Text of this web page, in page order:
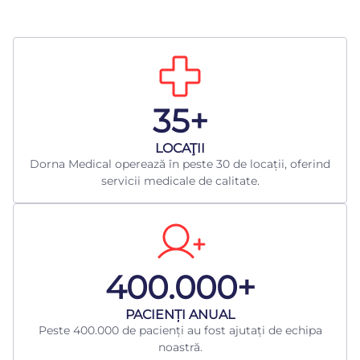
35+
LOCAŢII
Dorna Medical operează în peste 30 de locații, oferind
servicii medicale de calitate.
400.000+
​PACIENȚI ANUAL
Peste 400.000 de pacienți au fost ajutați de echipa
noastră.